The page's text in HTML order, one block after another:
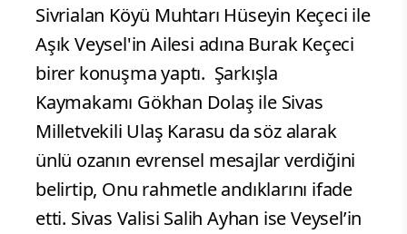
Sivrialan Köyü Muhtarı Hüseyin Keçeci ile
Aşık Veysel'in Ailesi adına Burak Keçeci
birer konuşma yaptı. Şarkışla
Kaymakamı Gökhan Dolaş ile Sivas
Milletvekili Ulaş Karasu da söz alarak
ünlü ozanın evrensel mesajlar verdiğini
belirtip, Onu rahmetle andıklarını ifade
etti. Sivas Valisi Salih Ayhan ise Veysel’in